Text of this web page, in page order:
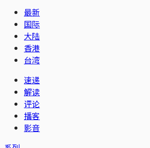
最新
国际
大陆
香港
台湾
速递
解读
评论
播客
影音